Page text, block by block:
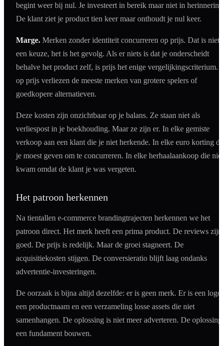
begint weer bij nul. Je investeert in bereik maar niet in
De klant ziet je product tien keer maar onthoudt je nul keer.
Marge. Merken zonder identiteit concurreren op prijs. Dat is niet
een keuze, het is het gevolg. Als er niets is dat je onderscheidt
behalve het product zelf, is prijs het enige vergelijkingscriterium.
op prijs verliezen de meeste merken van grotere spelers of
goedkopere alternatieven.
Deze kosten zijn onzichtbaar op je balans. Ze staan niet als
verliespost in je boekhouding. Maar ze zijn er. In elke gemiste
verkoop aan een klant die je niet herkende. In elke euro korting
je moest geven om te concurreren. In elke herhaalaankoop die niet
kwam omdat de klant je was vergeten.
Het patroon herkennen
Na tientallen e-commerce brandingtrajecten herkennen we het
patroon direct. Het merk heeft een prima product. De reviews zijn
goed. De prijs is redelijk. Maar de groei stagneert. De
acquisitiekosten stijgen. De conversieratio blijft laag ondanks
advertentie-investeringen.
De oorzaak is bijna altijd dezelfde: er is geen merk. Er is een logo,
een productnaam en een verzameling losse assets die niet
samenhangen. De oplossing is niet meer adverteren. De
een fundament bouwen.